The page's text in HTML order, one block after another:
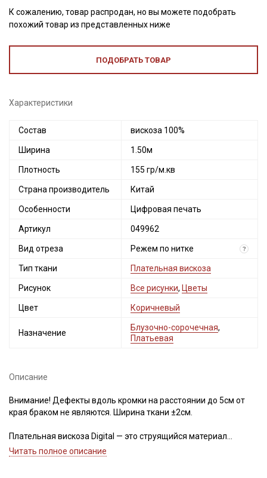
К сожалению, товар распродан, но вы можете подобрать
похожий товар из представленных ниже
ПОДОБРАТЬ ТОВАР
Характеристики
Состав вискоза 100%
Ширина 1.50м
Плотность 155 гр/м.кв
Страна производитель Китай
Особенности Цифровая печать
Артикул 049962
Вид отреза Режем по нитке ?
Тип ткани Плательная вискоза
Рисунок Все рисунки, Цветы
Цвет Коричневый
Назначение
Блузочно-сорочечная,
Платьевая
Описание
Внимание! Дефекты вдоль кромки на расстоянии до 5см от
края браком не являются. Ширина ткани ±2см.
Плательная вискоза Digital — это струящийся материал
средней плотности из 100% вискозы (не штапель),
Читать полное описание
Мы публикуем здесь дополнительные
категории тканей
Электронная почта